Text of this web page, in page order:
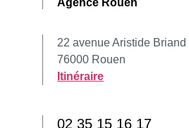
Agence Rouen
22 avenue Aristide Briand
76000 Rouen
Itinéraire
02 35 15 16 17